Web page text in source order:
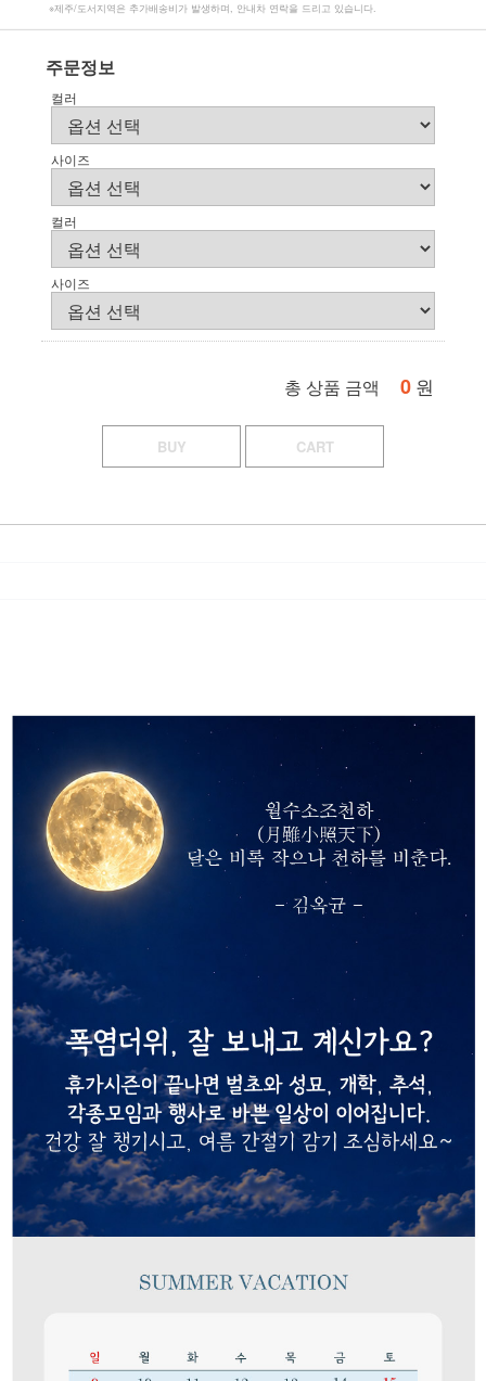
※제주/도서지역은 추가배송비가 발생하며, 안내차 연락을 드리고 있습니다.
주문정보
컬러
사이즈
컬러
사이즈
총 상품 금액 0 원
BUY CART